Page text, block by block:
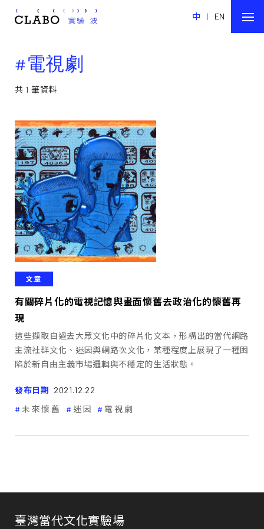
中 | EN
#電視劇
共 1 筆資料
文章
有關碎片化的電視記憶與畫面懷舊――去政治化的懷舊再
現
這些擷取自過去大眾文化中的碎片化文本，形構出的當代網路
主流社群文化、迷因與網路次文化，某種程度上展現了一種困
陷於新自由主義市場邏輯與不穩定的生活狀態。
發布日期 2021.12.22
未來懷舊
迷因 電視劇
臺灣當代文化實驗場